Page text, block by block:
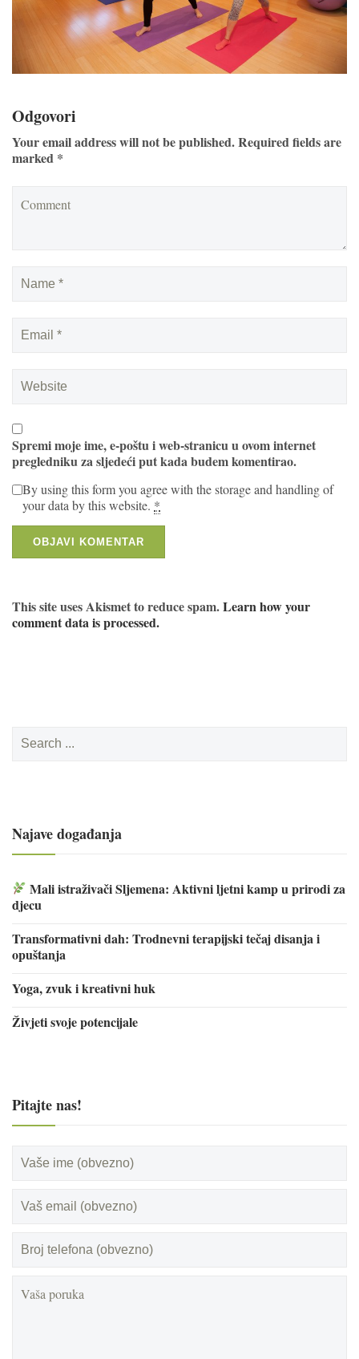
Odgovori
Your email address will not be published. Required fields are
marked *
Spremi moje ime, e-poštu i web-stranicu u ovom internet
pregledniku za sljedeći put kada budem komentirao.
By using this form you agree with the storage and handling of
your data by this website. *
This site uses Akismet to reduce spam.Learn how your
comment data is processed.
Search
for:
Najave događanja
Mali istraživači Sljemena: Aktivni ljetni kamp u prirodi za
djecu
Transformativni dah: Trodnevni terapijski tečaj disanja i
opuštanja
Yoga, zvuk i kreativni huk
Živjeti svoje potencijale
Pitajte nas!